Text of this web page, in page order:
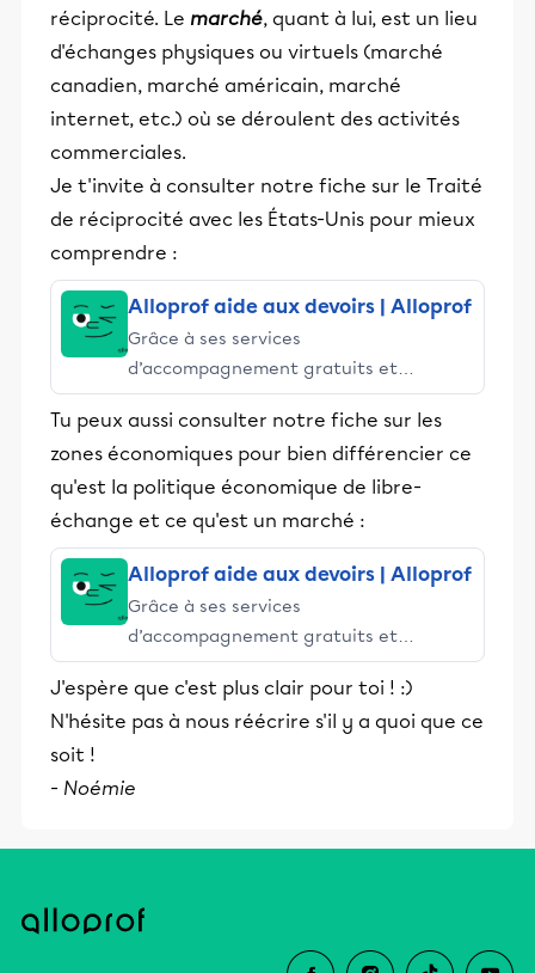
réciprocité. Le marché, quant à lui, est un lieu
d'échanges physiques ou virtuels (marché
canadien, marché américain, marché
internet, etc.) où se déroulent des activités
commerciales.
Je t'invite à consulter notre fiche sur le Traité
de réciprocité avec les États-Unis pour mieux
comprendre :
Alloprof aide aux devoirs | Alloprof
Grâce à ses services
d’accompagnement gratuits et
stimulants, Alloprof engage les élèves
et leurs parents dans la réussite
éducative.
Tu peux aussi consulter notre fiche sur les
zones économiques pour bien différencier ce
qu'est la politique économique de libre-
échange et ce qu'est un marché :
Alloprof aide aux devoirs | Alloprof
Grâce à ses services
d’accompagnement gratuits et
stimulants, Alloprof engage les élèves
et leurs parents dans la réussite
éducative.
J'espère que c'est plus clair pour toi ! :)
N'hésite pas à nous réécrire s'il y a quoi que ce
soit !
- Noémie